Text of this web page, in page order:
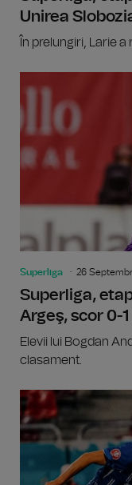
Unirea
În prelungiri, Larie
Superliga 26
Superliga,
Argeş, scor 0-1
Elevii lui Bogdan
clasament.